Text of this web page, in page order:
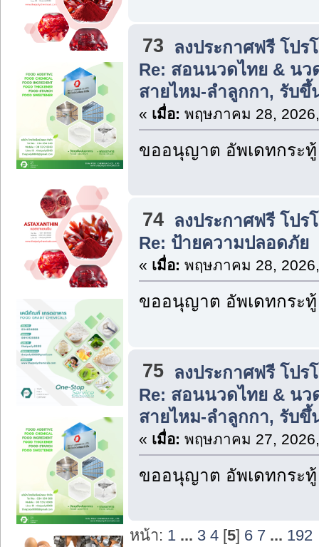
73
ลงประกาศฟรี โป
Re: สอนนวดไทย & น
สายไหม-ลำลูกกา, รับขึ้
« เมื่อ: พฤษภาคม 28,
ขออนุญาต อัพเดทกระทู้
74 ลงประกาศฟรี โป
Re: ป้ายความปลอดภัย
« เมื่อ: พฤษภาคม 28,
ขออนุญาต อัพเดทกระทู้
75 ลงประกาศฟรี โป
Re: สอนนวดไทย & น
สายไหม-ลำลูกกา, รับขึ้
« เมื่อ: พฤษภาคม 27,
ขออนุญาต อัพเดทกระทู้
หน้า: 1 ... 3 4 [5] 6 7 ... 192